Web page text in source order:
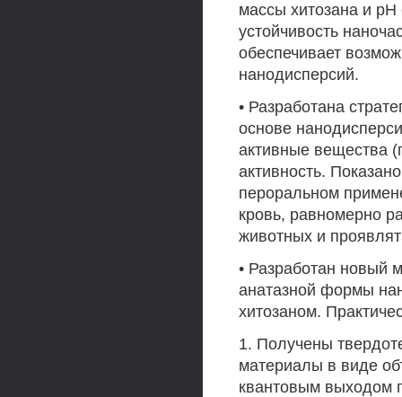
массы хитозана и рН
устойчивость
обеспечивает
нанодисперсий.
• Разработана
основе
активные вещества
активность.
пероральном
кровь, равномерно
животных и
• Разработан новый
анатазной формы
хитозаном.
1. Получены
материалы в виде
квантовым выходом